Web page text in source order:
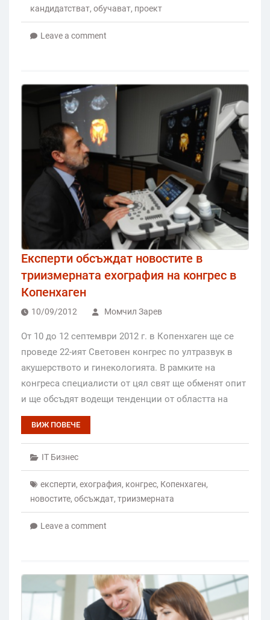
кандидатстват, обучават, проект
Leave a comment
Експерти обсъждат новостите в
триизмерната ехография на конгрес в
Копенхаген
10/09/2012 Момчил Зарев
От 10 до 12 септември 2012 г. в Копенхаген ще се
проведе 22-ият Световен конгрес по ултразвук в
акушерството и гинекологията. В рамките на
конгреса специалисти от цял свят ще обменят опит
и ще обсъдят водещи тенденции от областта на
ВИЖ ПОВЕЧЕ
IT Бизнес
експерти, ехография, конгрес, Копенхаген,
новостите, обсъждат, триизмерната
Leave a comment